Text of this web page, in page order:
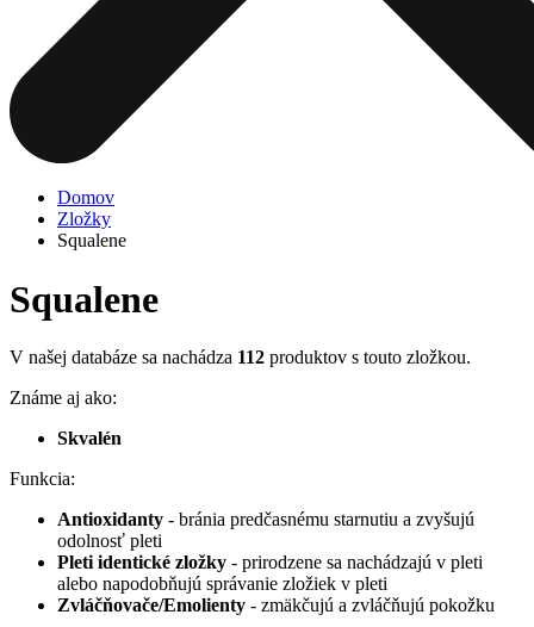
Domov
Zložky
Squalene
Squalene
V našej databáze sa nachádza 112 produktov s touto zložkou.
Známe aj ako:
Skvalén
Funkcia:
Antioxidanty - bránia predčasnému starnutiu a zvyšujú
odolnosť pleti
Pleti identické zložky - prirodzene sa nachádzajú v pleti
alebo napodobňujú správanie zložiek v pleti
Zvláčňovače/Emolienty - zmäkčujú a zvláčňujú pokožku